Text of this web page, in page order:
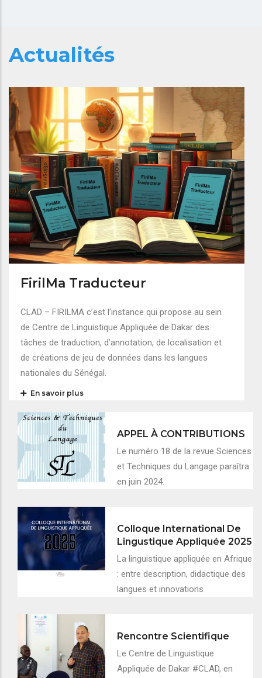
Actualités
FirilMa Traducteur
CLAD – FIRILMA c’est l’instance qui propose au sein
de Centre de Linguistique Appliquée de Dakar des
tâches de traduction, d’annotation, de localisation et
de créations de jeu de données dans les langues
nationales du Sénégal.
En savoir plus
APPEL À CONTRIBUTIONS
Le numéro 18 de la revue Sciences
et Techniques du Langage paraîtra
en juin 2024.
Colloque International De
Lingustique Appliquée 2025
La linguistique appliquée en Afrique
: entre description, didactique des
langues et innovations
Rencontre Scientifique
Le Centre de Linguistique
Appliquée de Dakar #CLAD, en